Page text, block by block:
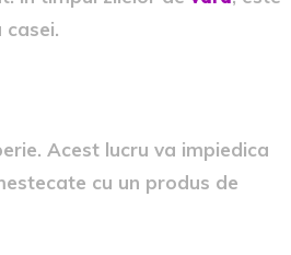
Acest lucru va impiedica
cu un produs de